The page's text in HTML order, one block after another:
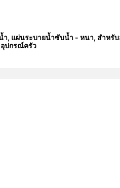
แผ่นระบายน้ำซับน้ำ - หนา, สำหรั
อุปกรณ์ครัว